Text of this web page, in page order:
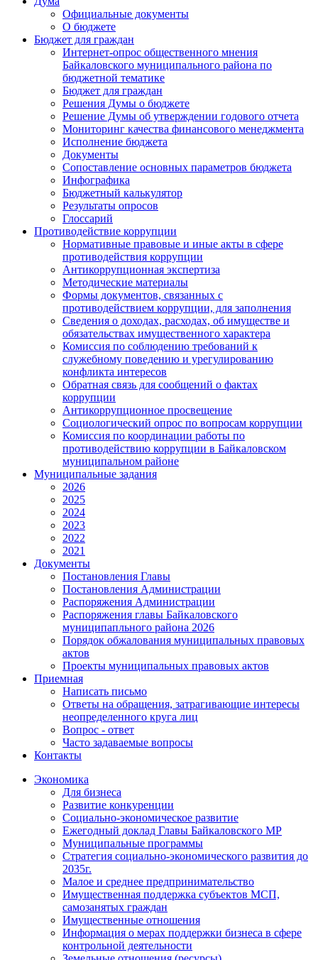
Официальные документы
О бюджете
Бюджет для граждан
Интернет-опрос общественного мнения
Байкаловского муниципального района по
бюджетной тематике
Бюджет для граждан
Решения Думы о бюджете
Решение Думы об утверждении годового отчета
Мониторинг качества финансового менеджмента
Исполнение бюджета
Документы
Сопоставление основных параметров бюджета
Инфографика
Бюджетный калькулятор
Результаты опросов
Глоссарий
Противодействие коррупции
Нормативные правовые и иные акты в сфере
противодействия коррупции
Антикоррупционная экспертиза
Методические материалы
Формы документов, связанных с
противодействием коррупции, для заполнения
Сведения о доходах, расходах, об имуществе и
обязательствах имущественного характера
Комиссия по соблюдению требований к
служебному поведению и урегулированию
конфликта интересов
Обратная связь для сообщений о фактах
коррупции
Антикоррупционное просвещение
Социологический опрос по вопросам коррупции
Комиссия по координации работы по
противодействию коррупции в Байкаловском
муниципальном районе
Муниципальные задания
2026
2025
2024
2023
2022
2021
Документы
Постановления Главы
Постановления Администрации
Распоряжения Администрации
Распоряжения главы Байкаловского
муниципапльного района 2026
Порядок обжалования муниципальных правовых
актов
Проекты муниципальных правовых актов
Приемная
Написать письмо
Ответы на обращения, затрагивающие интересы
неопределенного круга лиц
Вопрос - ответ
Часто задаваемые вопросы
Контакты
Экономика
Для бизнеса
Развитие конкуренции
Социально-экономическое развитие
Ежегодный доклад Главы Байкаловского МР
Муниципальные программы
Стратегия социально-экономического развития до
2035г.
Малое и среднее предпринимательство
Имущественная поддержка субъектов МСП,
самозанятых граждан
Имущественные отношения
Информация о мерах поддержки бизнеса в сфере
контрольной деятельности